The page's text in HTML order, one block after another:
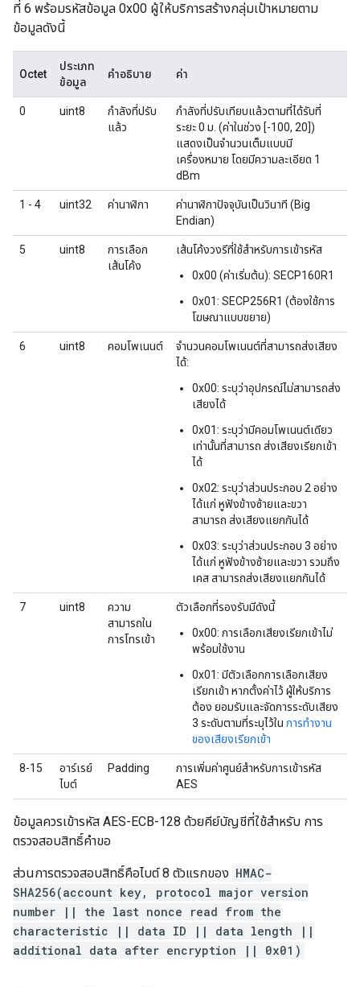
ที่ 6 พร้อมรหัสข้อมูล 0x00 ผู้ให้บริการสร้างกลุ่มเป้าหมายตาม
ข้อมูลดังนี้
Octet
ประเภท
ข้อมูล
คำอธิบาย ค่า
0 uint8
กำลังที่ปรับ
แล้ว
กำลังที่ปรับเทียบแล้วตามที่ได้รับที่
ระยะ 0 ม. (ค่าในช่วง [-100, 20])
แสดงเป็นจำนวนเต็มแบบมี
เครื่องหมาย โดยมีความละเอียด 1
dBm
1 - 4 uint32 ค่านาฬิกา
ค่านาฬิกาปัจจุบันเป็นวินาที (Big
Endian)
5 uint8
การเลือก
เส้นโค้ง
เส้นโค้งวงรีที่ใช้สำหรับการเข้ารหัส
0x00 (ค่าเริ่มต้น): SECP160R1
0x01: SECP256R1 (ต้องใช้การ
โฆษณาแบบขยาย)
6 uint8 คอมโพเนนต์
จำนวนคอมโพเนนต์ที่สามารถส่งเสียง
ได้:
0x00: ระบุว่าอุปกรณ์ไม่สามารถส่ง
เสียงได้
0x01: ระบุว่ามีคอมโพเนนต์เดียว
เท่านั้นที่สามารถ ส่งเสียงเรียกเข้า
ได้
0x02: ระบุว่าส่วนประกอบ 2 อย่าง
ได้แก่ หูฟังข้างซ้ายและขวา
สามารถ ส่งเสียงแยกกันได้
0x03: ระบุว่าส่วนประกอบ 3 อย่าง
ได้แก่ หูฟังข้างซ้ายและขวา รวมถึง
เคส สามารถส่งเสียงแยกกันได้
7 uint8
ความ
สามารถใน
การโทรเข้า
ตัวเลือกที่รองรับมีดังนี้
0x00: การเลือกเสียงเรียกเข้าไม่
พร้อมใช้งาน
0x01: มีตัวเลือกการเลือกเสียง
เรียกเข้า หากตั้งค่าไว้ ผู้ให้บริการ
ต้อง ยอมรับและจัดการระดับเสียง
3 ระดับตามที่ระบุไว้ใน การทำงาน
ของเสียงเรียกเข้า
8-15
อาร์เรย์
ไบต์
Padding
การเพิ่มค่าศูนย์สำหรับการเข้ารหัส
AES
ข้อมูลควรเข้ารหัส AES-ECB-128 ด้วยคีย์บัญชีที่ใช้สำหรับ การ
ตรวจสอบสิทธิ์คำขอ
ส่วนการตรวจสอบสิทธิ์คือไบต์ 8 ตัวแรกของ HMAC-
SHA256(account key, protocol major version
number || the last nonce read from the
characteristic || data ID || data length ||
additional data after encryption || 0x01)